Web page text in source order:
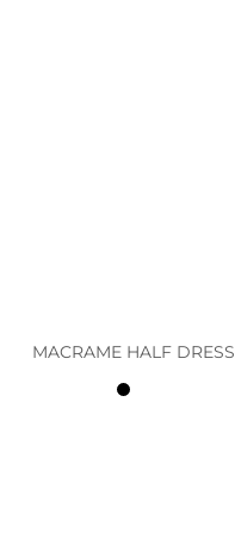
MACRAME HALF DRESS